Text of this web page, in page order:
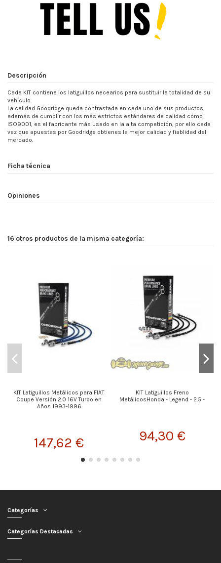
Descripción
Cada KIT contiene los latiguillos necearios para sustituir la totalidad de su
vehículo.
La calidad Goodridge queda contrastada en cada uno de sus productos,
además de cumplir con los más estrictos estándares de calidad cómo
ISO9001, es el fabricante más usado en la alta competición, por ello cada
vez que apuestas por Goodridge obtienes la mejor calidad y fiablidad del
mercado.
Ficha técnica
Opiniones
16 otros productos de la misma categoría:
KIT Latiguillos Metálicos para FIAT
Coupe Versión 2.0 16V Turbo en
Años 1993-1996
147,62 €
KIT Latiguillos Freno
MetálicosHonda - Legend - 2.5 -
94,30 €
Categorías
Categorías Destacadas